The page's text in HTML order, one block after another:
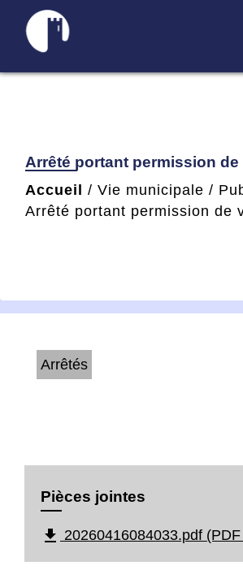
Arrêté portant permission de
Accueil / Vie municipale /
Arrêté portant permission de
Arrêtés
Pièces jointes
file_download 20260416084033.pdf